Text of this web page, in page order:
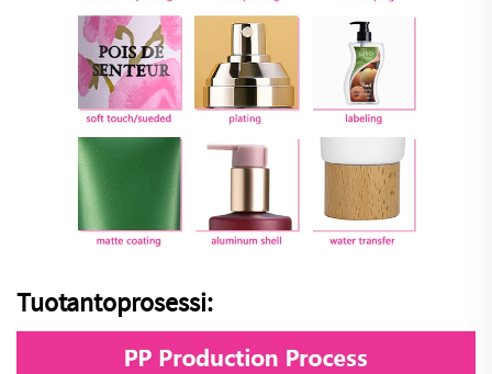
Tuotantoprosessi: